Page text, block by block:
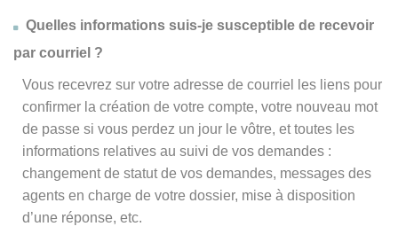
Quelles informations suis-je susceptible de recevoir
par courriel ?
Vous recevrez sur votre adresse de courriel les liens pour
confirmer la création de votre compte, votre nouveau mot
de passe si vous perdez un jour le vôtre, et toutes les
informations relatives au suivi de vos demandes :
changement de statut de vos demandes, messages des
agents en charge de votre dossier, mise à disposition
d’une réponse, etc.